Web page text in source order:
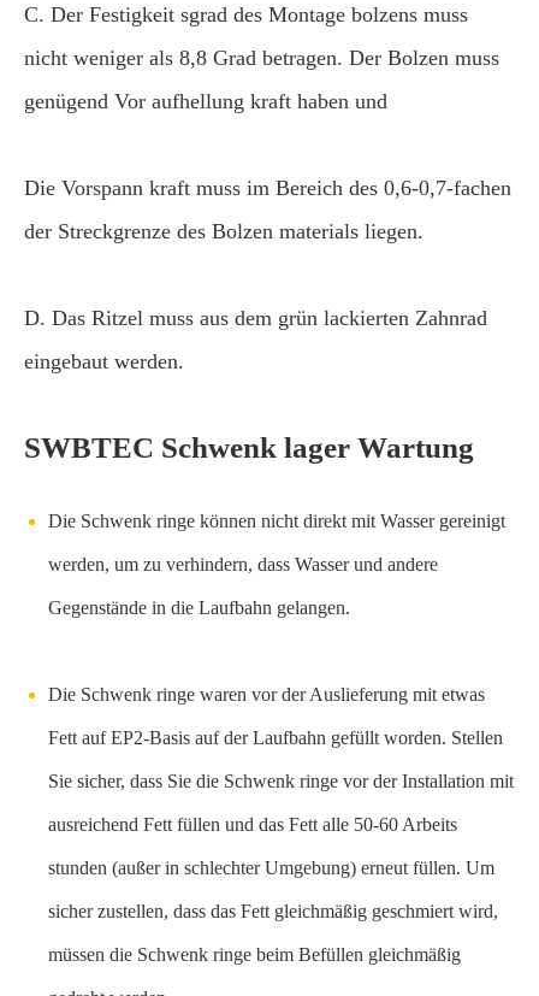
C. Der Festigkeit sgrad des Montage bolzens muss
nicht weniger als 8,8 Grad betragen. Der Bolzen muss
genügend Vor aufhellung kraft haben und
Die Vorspann kraft muss im Bereich des 0,6-0,7-fachen
der Streckgrenze des Bolzen materials liegen.
D. Das Ritzel muss aus dem grün lackierten Zahnrad
eingebaut werden.
SWBTEC Schwenk lager Wartung
Die Schwenk ringe können nicht direkt mit Wasser gereinigt
werden, um zu verhindern, dass Wasser und andere
Gegenstände in die Laufbahn gelangen.
Die Schwenk ringe waren vor der Auslieferung mit etwas
Fett auf EP2-Basis auf der Laufbahn gefüllt worden. Stellen
Sie sicher, dass Sie die Schwenk ringe vor der Installation mit
ausreichend Fett füllen und das Fett alle 50-60 Arbeits
stunden (außer in schlechter Umgebung) erneut füllen. Um
sicher zustellen, dass das Fett gleichmäßig geschmiert wird,
müssen die Schwenk ringe beim Befüllen gleichmäßig